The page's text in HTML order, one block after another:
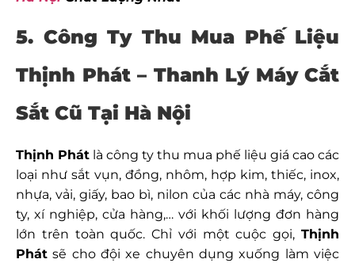
5. Công Ty Thu Mua Phế Liệu
Thịnh Phát – Thanh Lý Máy Cắt
Sắt Cũ Tại Hà Nội
Thịnh Phát là công ty thu mua phế liệu giá cao các
loại như sắt vụn, đồng, nhôm, hợp kim, thiếc, inox,
nhựa, vải, giấy, bao bì, nilon của các nhà máy, công
ty, xí nghiệp, cửa hàng,… với khối lượng đơn hàng
lớn trên toàn quốc. Chỉ với một cuộc gọi, Thịnh
Phát sẽ cho đội xe chuyên dụng xuống làm việc